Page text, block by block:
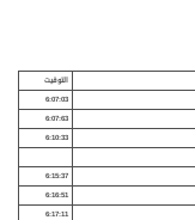
التوقيت
6:07:03
6:07:63
6:10:33
6:15:37
6:16:51
6:17:11